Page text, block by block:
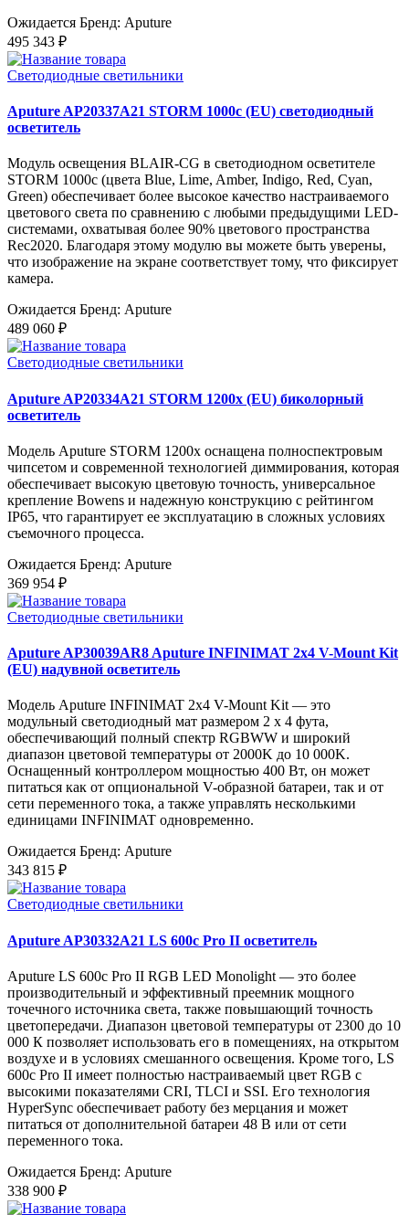
Ожидается Бренд: Aputure
495 343 ₽
Светодиодные светильники
Aputure AP20337A21 STORM 1000c (EU) светодиодный
осветитель
Модуль освещения BLAIR-CG в светодиодном осветителе
STORM 1000c (цвета Blue, Lime, Amber, Indigo, Red, Cyan,
Green) обеспечивает более высокое качество настраиваемого
цветового света по сравнению с любыми предыдущими LED-
системами, охватывая более 90% цветового пространства
Rec2020. Благодаря этому модулю вы можете быть уверены,
что изображение на экране соответствует тому, что фиксирует
камера.
Ожидается Бренд: Aputure
489 060 ₽
Светодиодные светильники
Aputure AP20334A21 STORM 1200x (EU) биколорный
осветитель
Модель Aputure STORM 1200x оснащена полноспектровым
чипсетом и современной технологией диммирования, которая
обеспечивает высокую цветовую точность, универсальное
крепление Bowens и надежную конструкцию с рейтингом
IP65, что гарантирует ее эксплуатацию в сложных условиях
съемочного процесса.
Ожидается Бренд: Aputure
369 954 ₽
Светодиодные светильники
Aputure AP30039AR8 Aputure INFINIMAT 2x4 V-Mount Kit
(EU) надувной осветитель
Модель Aputure INFINIMAT 2x4 V-Mount Kit — это
модульный светодиодный мат размером 2 x 4 фута,
обеспечивающий полный спектр RGBWW и широкий
диапазон цветовой температуры от 2000K до 10 000K.
Оснащенный контроллером мощностью 400 Вт, он может
питаться как от опциональной V-образной батареи, так и от
сети переменного тока, а также управлять несколькими
единицами INFINIMAT одновременно.
Ожидается Бренд: Aputure
343 815 ₽
Светодиодные светильники
Aputure AP30332A21 LS 600c Pro II осветитель
Aputure LS 600c Pro II RGB LED Monolight — это более
производительный и эффективный преемник мощного
точечного источника света, также повышающий точность
цветопередачи. Диапазон цветовой температуры от 2300 до 10
000 К позволяет использовать его в помещениях, на открытом
воздухе и в условиях смешанного освещения. Кроме того, LS
600c Pro II имеет полностью настраиваемый цвет RGB с
высокими показателями CRI, TLCI и SSI. Его технология
HyperSync обеспечивает работу без мерцания и может
питаться от дополнительной батареи 48 В или от сети
переменного тока.
Ожидается Бренд: Aputure
338 900 ₽